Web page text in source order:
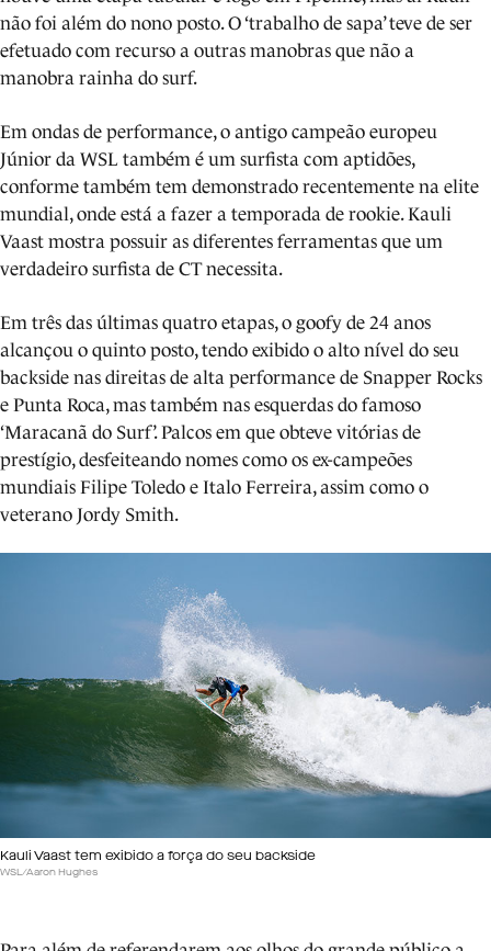
não foi além do nono posto. O ‘trabalho de sapa’ teve de ser
efetuado com recurso a outras manobras que não a
manobra rainha do surf.
Em ondas de performance, o antigo campeão europeu
Júnior da WSL também é um surfista com aptidões,
conforme também tem demonstrado recentemente na elite
mundial, onde está a fazer a temporada de rookie. Kauli
Vaast mostra possuir as diferentes ferramentas que um
verdadeiro surfista de CT necessita.
Em três das últimas quatro etapas, o goofy de 24 anos
alcançou o quinto posto, tendo exibido o alto nível do seu
backside nas direitas de alta performance de Snapper Rocks
e Punta Roca, mas também nas esquerdas do famoso
‘Maracanã do Surf’. Palcos em que obteve vitórias de
prestígio, desfeiteando nomes como os ex-campeões
mundiais Filipe Toledo e Italo Ferreira, assim como o
veterano Jordy Smith.
Kauli Vaast tem exibido a força do seu backside
WSL/Aaron Hughes